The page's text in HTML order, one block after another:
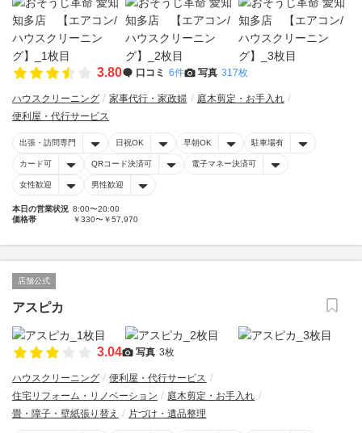
3.80 口コミ 6件 写真 317枚
ハウスクリーニング 家事代行・家政婦
庭木剪定・お手入れ
便利屋・代行サービス
出張・訪問専門 日祝OK 早朝OK 駐車場有
カード可 QRコード決済可 電子マネー決済可
女性歓迎 男性歓迎
本日の営業状況 8:00〜20:00
価格帯
￥330〜￥57,970
店舗公式
アスピカ
3.04 写真 3枚
ハウスクリーニング
便利屋・代行サービス
住宅リフォーム・リノベーション
庭木剪定・お手入れ
畳・障子・壁紙張り替え
片づけ・遺品整理